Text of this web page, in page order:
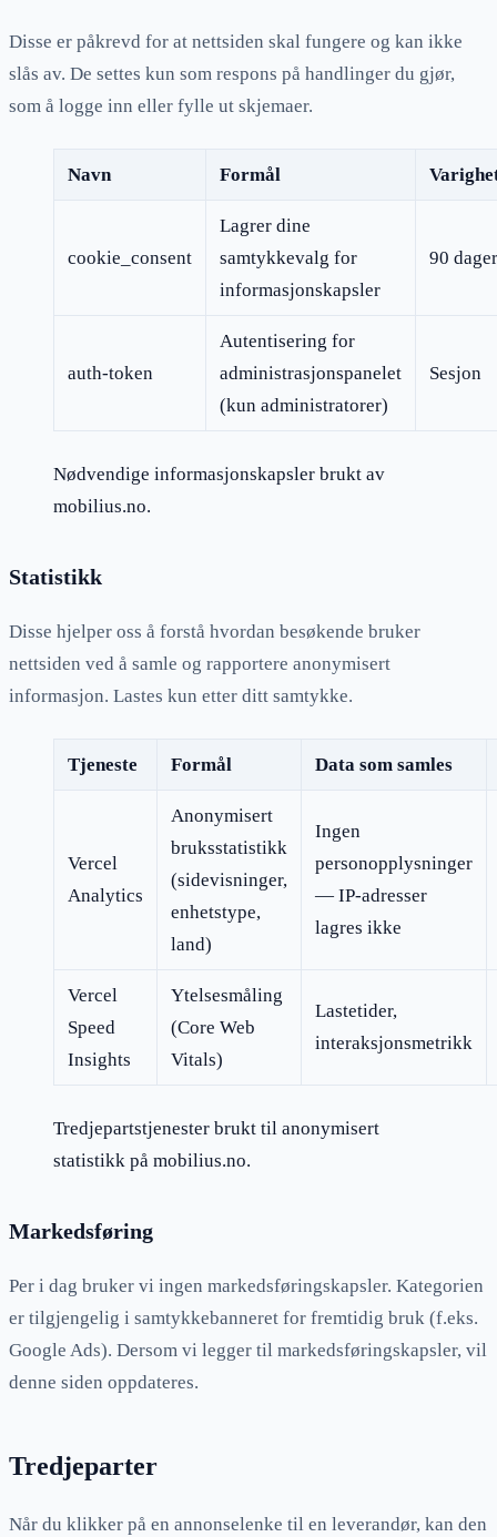
Disse er påkrevd for at nettsiden skal fungere og kan ikke
slås av. De settes kun som respons på handlinger du gjør,
som å logge inn eller fylle ut skjemaer.
Navn Formål
cookie_consent
Lagrer dine
samtykkevalg for
informasjonskapsler
90 dager
auth-token
Autentisering for
administrasjonspanelet
(kun administratorer)
Sesjon
Nødvendige informasjonskapsler brukt av
mobilius.no.
Statistikk
Disse hjelper oss å forstå hvordan besøkende bruker
nettsiden ved å samle og rapportere anonymisert
informasjon. Lastes kun etter ditt samtykke.
Tjeneste Formål Data som samles
Vercel
Analytics
Anonymisert
bruksstatistikk
(sidevisninger,
enhetstype,
land)
Ingen
personopplysninger
— IP-adresser
lagres ikke
Vercel
Speed
Insights
Ytelsesmåling
(Core Web
Vitals)
Lastetider,
interaksjonsmetrikk
Tredjepartstjenester brukt til anonymisert
statistikk på mobilius.no.
Markedsføring
Per i dag bruker vi ingen markedsføringskapsler. Kategorien
er tilgjengelig i samtykkebanneret for fremtidig bruk (f.eks.
Google Ads). Dersom vi legger til markedsføringskapsler, vil
denne siden oppdateres.
Tredjeparter
Når du klikker på en annonselenke til en leverandør, kan den